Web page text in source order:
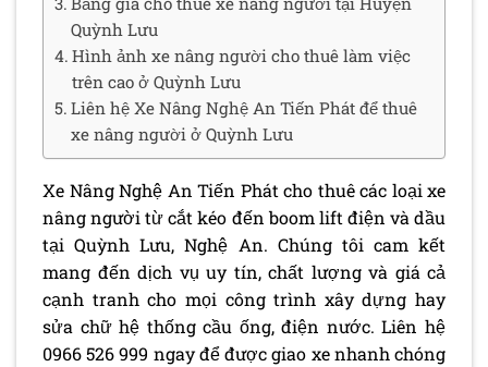
Quỳnh Lưu
Hình ảnh xe nâng người cho thuê làm việc
trên cao ở Quỳnh Lưu
Liên hệ Xe Nâng Nghệ An Tiến Phát để thuê
xe nâng người ở Quỳnh Lưu
Xe Nâng Nghệ An Tiến Phát cho thuê các loại xe
nâng người từ cắt kéo đến boom lift điện và dầu
tại Quỳnh Lưu, Nghệ An. Chúng tôi cam kết
mang đến dịch vụ uy tín, chất lượng và giá cả
cạnh tranh cho mọi công trình xây dựng hay
sửa chữ hệ thống cầu ống, điện nước. Liên hệ
0966 526 999 ngay để được giao xe nhanh chóng